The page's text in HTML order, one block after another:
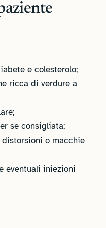
e colesterolo;
ricca di verdure a
se consigliata;
o macchie
eventuali iniezioni